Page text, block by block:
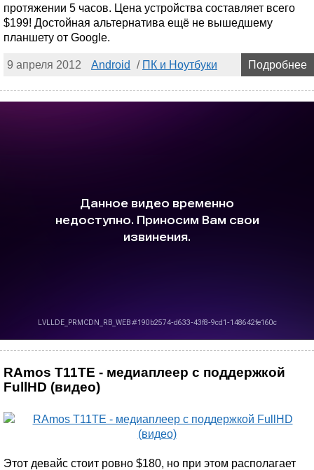
протяжении 5 часов. Цена устройства составляет всего
$199! Достойная альтернатива ещё не вышедшему
планшету от Google.
9 апреля 2012 Android / ПК и Ноутбуки Подробнее
RAmos T11TE - медиаплеер с поддержкой
FullHD (видео)
Этот девайс стоит ровно $180, но при этом располагает